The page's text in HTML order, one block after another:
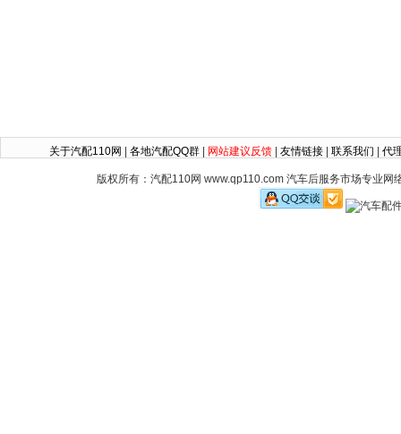
关于汽配110网 各地汽配QQ群 网站建议反馈 友情链接 联系我们 代
版权所有：汽配110网 www.qp110.com 汽车后服务市场专业网